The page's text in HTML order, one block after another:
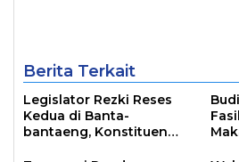
Berita Terkait
Legislator Rezki Reses
Kedua di Banta-
bantaeng, Konstituen